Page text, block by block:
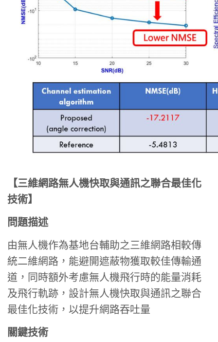
【三維網路無人機快取與通訊之聯合最佳化
技術】
問題描述
由無人機作為基地台輔助之三維網路相較傳
統二維網路，能避開遮蔽物獲取較佳傳輸通
道，同時額外考慮無人機飛行時的能量消耗
及飛行軌跡，設計無人機快取與通訊之聯合
最佳化技術，以提升網路吞吐量
關鍵技術